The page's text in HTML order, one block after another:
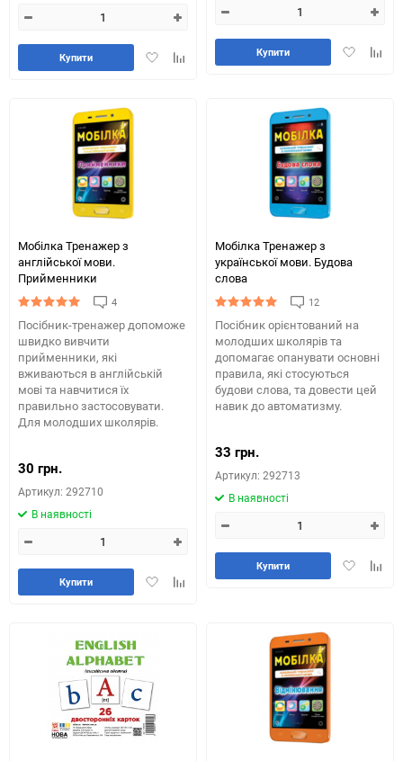
ДодатиДодайте
Купити
Додати
Купити
Мобілка Тренажер з
англійської мови.
Прийменники
4
Посібник-тренажер допоможе
швидко вивчити
прийменники, які
вживаються в англійській
мові та навчитися їх
правильно застосовувати.
Для молодших школярів.
30 грн.
Артикул: 292710
В наявності
ДодатиДодайте
Купити
Мобілка Тренажер з
української мови. Будова
слова
12
Посібник орієнтований на
молодших школярів та
допомагає опанувати основні
правила, які стосуються
будови слова, та довести цей
навик до автоматизму.
33 грн.
Артикул: 292713
В наявності
Додати
Купити